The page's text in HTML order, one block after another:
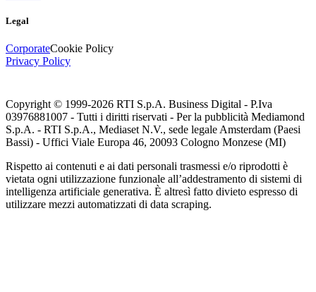
Legal
CorporateCookie Policy
Privacy Policy
Copyright © 1999-2026 RTI S.p.A. Business Digital - P.Iva
03976881007 - Tutti i diritti riservati - Per la pubblicità Mediamond
S.p.A. - RTI S.p.A., Mediaset N.V., sede legale Amsterdam (Paesi
Bassi) - Uffici Viale Europa 46, 20093 Cologno Monzese (MI)
Rispetto ai contenuti e ai dati personali trasmessi e/o riprodotti è
vietata ogni utilizzazione funzionale all’addestramento di sistemi di
intelligenza artificiale generativa. È altresì fatto divieto espresso di
utilizzare mezzi automatizzati di data scraping.